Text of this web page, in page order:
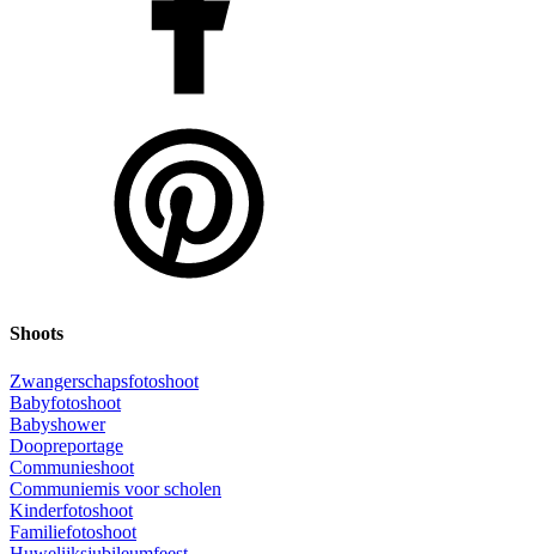
Shoots
Zwangerschapsfotoshoot
Babyfotoshoot
Babyshower
Doopreportage
Communieshoot
Communiemis voor scholen
Kinderfotoshoot
Familiefotoshoot